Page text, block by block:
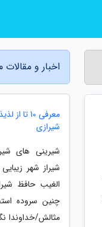
اخبار و مقالات
معرفی 10
شیرازی
شیرینی های
شیراز شهر
الغیب حافظ
چنین سروده
مثالش/خداوندا